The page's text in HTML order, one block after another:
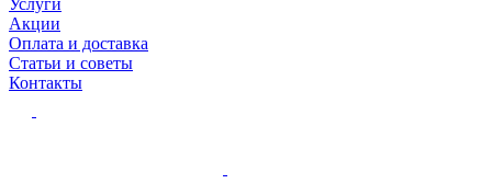
Услуги
Акции
Оплата и доставка
Статьи и советы
Контакты